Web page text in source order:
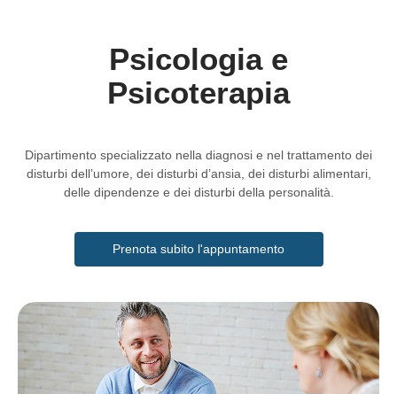
Psicologia e
Psicoterapia
Dipartimento specializzato nella diagnosi e nel trattamento dei
disturbi dell’umore, dei disturbi d’ansia, dei disturbi alimentari,
delle dipendenze e dei disturbi della personalità.
Prenota subito l'appuntamento